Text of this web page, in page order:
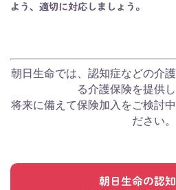
よう、適切に対応しましょう。
朝日生命では、認知症などの介
る介護保険を提供し
将来に備えて保険加入をご検討
ださい。
朝日生命の認